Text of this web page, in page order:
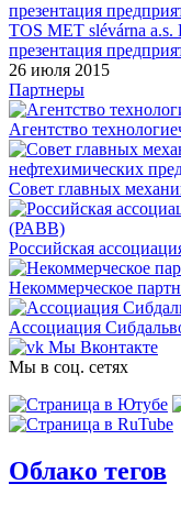
TOS MET slévárna a.s.
презентация
26 июля 2015
Партнеры
Агентство
Совет главных
Российская
Некоммерческое
Ассоциация
Мы Вконтакте
Мы в соц. сетях
Облако тегов